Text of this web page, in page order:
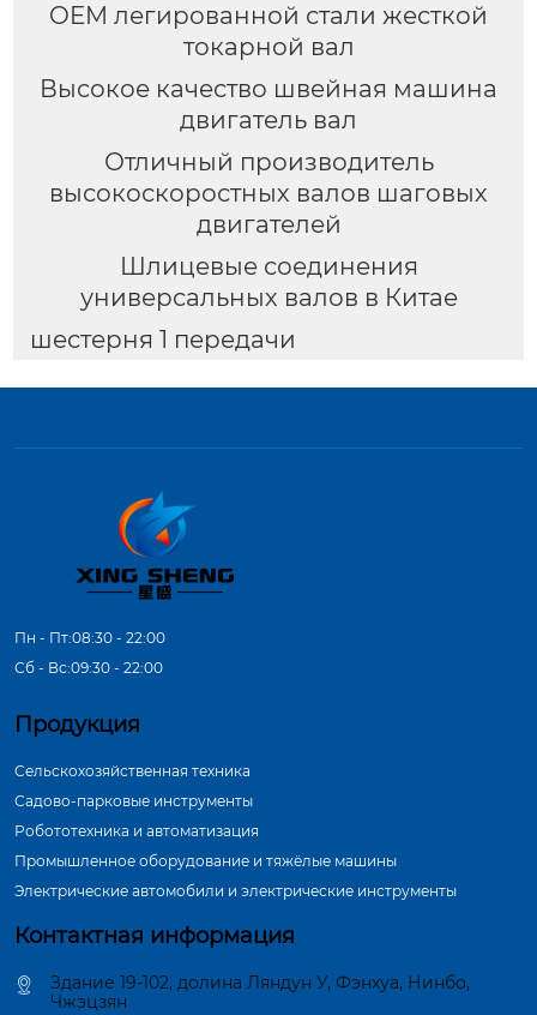
OEM легированной стали жесткой
токарной вал
Высокое качество швейная машина
двигатель вал
Отличный производитель
высокоскоростных валов шаговых
двигателей
Шлицевые соединения
универсальных валов в Китае
шестерня 1 передачи
Пн - Пт:08:30 - 22:00
Сб - Вс:09:30 - 22:00
Продукция
Сельскохозяйственная техника
Садово-парковые инструменты
Робототехника и автоматизация
Промышленное оборудование и тяжёлые машины
Электрические автомобили и электрические инструменты
Контактная информация
Здание 19-102, долина Ляндун У, Фэнхуа, Нинбо,
Чжэцзян